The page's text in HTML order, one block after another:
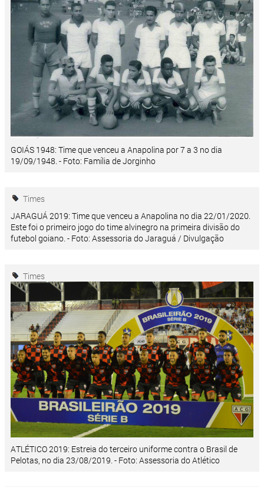
GOIÁS 1948: Time que venceu a Anapolina por 7 a 3 no dia
19/09/1948. - Foto: Família de Jorginho
Times
JARAGUÁ 2019: Time que venceu a Anapolina no dia 22/01/2020.
Este foi o primeiro jogo do time alvinegro na primeira divisão do
futebol goiano. - Foto: Assessoria do Jaraguá / Divulgação
Times
ATLÉTICO 2019: Estreia do terceiro uniforme contra o Brasil de
Pelotas, no dia 23/08/2019. - Foto: Assessoria do Atlético